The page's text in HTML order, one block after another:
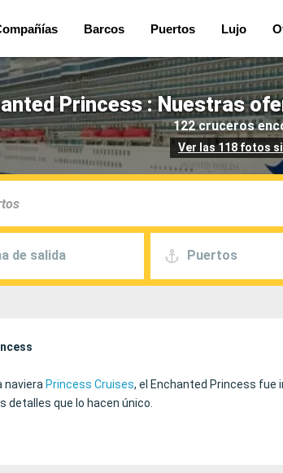
Barcos Puertos Lujo
Princess : Nuestras
122 cruceros
Ver las 118 fotos
de salida Puertos
naviera Princess Cruises, el Enchanted Princess fue
detalles que lo hacen único.